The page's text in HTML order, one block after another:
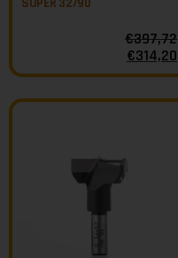
€397,72
€314,20